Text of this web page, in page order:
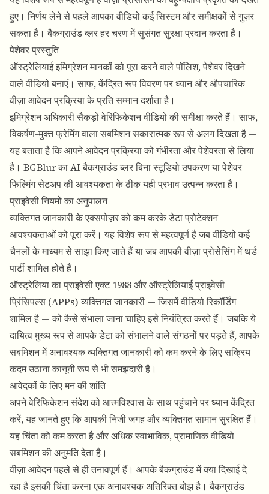
हुए। निर्णय लेने से पहले आपका वीडियो कई सिस्टम और समीक्षकों से गुज़र
सकता है। बैकग्राउंड ब्लर हर चरण में सुसंगत सुरक्षा प्रदान करता है।
पेशेवर प्रस्तुति
ऑस्ट्रेलियाई इमिग्रेशन मानकों को पूरा करने वाले पॉलिश, पेशेवर दिखने
वाले वीडियो बनाएं। साफ, केंद्रित रूप विवरण पर ध्यान और औपचारिक
वीज़ा आवेदन प्रक्रिया के प्रति सम्मान दर्शाता है।
इमिग्रेशन अधिकारी सैकड़ों वेरिफिकेशन वीडियो की समीक्षा करते हैं। साफ,
विकर्षण-मुक्त फ्रेमिंग वाला सबमिशन सकारात्मक रूप से अलग दिखता है —
यह बताता है कि आपने आवेदन प्रक्रिया को गंभीरता और पेशेवरता से लिया
है। BGBlur का AI बैकग्राउंड ब्लरबिना स्टूडियो उपकरण या पेशेवर
फिल्मिंग सेटअप की आवश्यकता के ठीक यही प्रभाव उत्पन्न करता है।
प्राइवेसी नियमों का अनुपालन
व्यक्तिगत जानकारी के एक्सपोज़र को कम करके डेटा प्रोटेक्शन
आवश्यकताओं को पूरा करें। यह विशेष रूप से महत्वपूर्ण है जब वीडियो कई
चैनलों के माध्यम से साझा किए जाते हैं या जब आपकी वीज़ा प्रोसेसिंग में थर्ड
पार्टी शामिल होते हैं।
ऑस्ट्रेलिया का प्राइवेसी एक्ट 1988 और ऑस्ट्रेलियाई प्राइवेसी
प्रिंसिपल्स (APPs) व्यक्तिगत जानकारी — जिसमें वीडियो रिकॉर्डिंग
शामिल है — को कैसे संभाला जाना चाहिए इसे नियंत्रित करते हैं। जबकि ये
दायित्व मुख्य रूप से आपके डेटा को संभालने वाले संगठनों पर पड़ते हैं, आपके
सबमिशन में अनावश्यक व्यक्तिगत जानकारी को कम करने के लिए सक्रिय
कदम उठाना कानूनी रूप से भी समझदारी है।
आवेदकों के लिए मन की शांति
अपने वेरिफिकेशन संदेश को आत्मविश्वास के साथ पहुंचाने पर ध्यान केंद्रित
करें, यह जानते हुए कि आपकी निजी जगह और व्यक्तिगत सामान सुरक्षित हैं।
यह चिंता को कम करता है और अधिक स्वाभाविक, प्रामाणिक वीडियो
सबमिशन की अनुमति देता है।
वीज़ा आवेदन पहले से ही तनावपूर्ण हैं। आपके बैकग्राउंड में क्या दिखाई दे
रहा है इसकी चिंता करना एक अनावश्यक अतिरिक्त बोझ है।बैकग्राउंड